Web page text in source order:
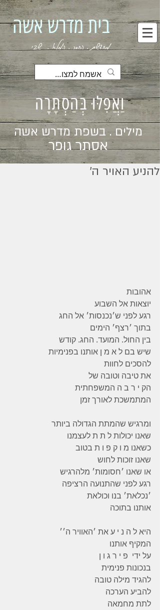
בית מדרש אשה
מחדשת . החסר . המלא . שבי
וַאֲפִלּוּ בְּהַסְתָּרָה
מילים . בשפת מדרש אשה
אסתר גופר
להניע האויר ה׳
אהובות
יוצאות אל השבוע
רגע לפני ש׳נכנסות׳ אל החג
בתוך ׳רצף׳ הימים
בין החול. המועד. החג. קודש
שיש בם ל א מ ן אותנו בפנימיות
להסכים לחוות
את טיבה וטובה של
הק י ר ב ה המשפחתית
המתמשכת לאורך זמן
ומרגיש שהמתת הגדולה ביותר
שאנו יכולות ל ת ת לעצמנו
כשאנו מ ו ק פ ו ת בטוב
שאנו זוכות לחוש
או שאנו ׳חסומות׳ מלהרגיש
רגע לפני שהתנועה הרציפה
׳נכלאת׳ בנו וכולאת
אותנו בתוכה
היא ל ה נ י ע את ׳האוויר ה׳׳
המקיף אותנו
על ידי  פ י ר ג ו ן
בנכונות פנימית
להגיד מילה טובה
להביע הערכה
לתת מחמאה